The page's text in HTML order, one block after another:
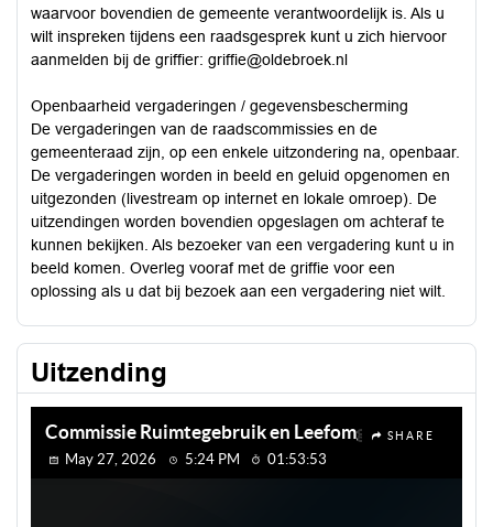
waarvoor bovendien de gemeente verantwoordelijk is. Als u
wilt inspreken tijdens een raadsgesprek kunt u zich hiervoor
aanmelden bij de griffier: griffie@oldebroek.nl
Openbaarheid vergaderingen / gegevensbescherming
De vergaderingen van de raadscommissies en de
gemeenteraad zijn, op een enkele uitzondering na, openbaar.
De vergaderingen worden in beeld en geluid opgenomen en
uitgezonden (livestream op internet en lokale omroep). De
uitzendingen worden bovendien opgeslagen om achteraf te
kunnen bekijken. Als bezoeker van een vergadering kunt u in
beeld komen. Overleg vooraf met de griffie voor een
oplossing als u dat bij bezoek aan een vergadering niet wilt.
Uitzending